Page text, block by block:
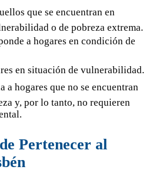
que se encuentran en
o de pobreza extrema.
a hogares en condición de
en situación de vulnerabilidad.
a hogares que no se encuentran
y, por lo tanto, no requieren
Pertenecer al